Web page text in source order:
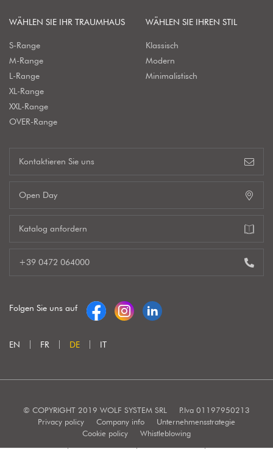
WÄHLEN SIE IHR TRAUMHAUS
S-Range
M-Range
L-Range
XL-Range
XXL-Range
OVER-Range
WÄHLEN SIE IHREN STIL
Klassisch
Modern
Minimalistisch
Kontaktieren Sie uns
Open Day
Katalog anfordern
+39 0472 064000
Folgen Sie uns auf
EN FR DE IT
© COPYRIGHT 2019 WOLF SYSTEM SRL
P.Iva 01197950213
Privacy policy
Company info
Unternehmensstrategie
Cookie policy
Whistleblowing